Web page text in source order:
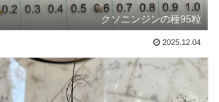
クソニンジンの種95粒
2025.12.04